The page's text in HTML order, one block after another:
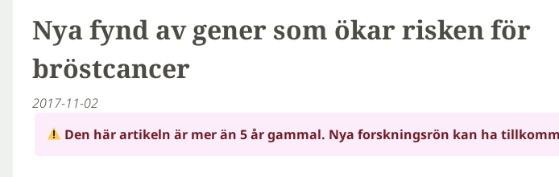
Nya fynd av gener som ökar risken för
bröstcancer
2017-11-02
Den här artikeln är mer än 5 år gammal. Nya forskningsrön kan ha